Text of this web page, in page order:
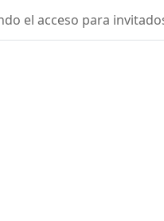
el acceso para